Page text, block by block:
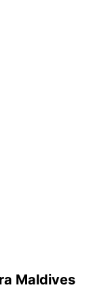
Maldives